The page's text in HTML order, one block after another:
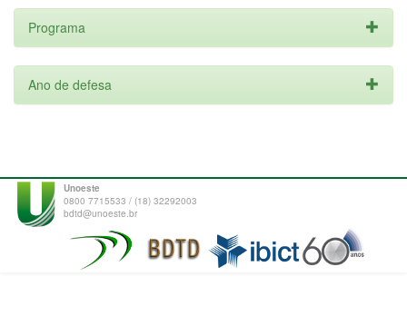
Programa
Ano de defesa
Unoeste
0800 7715533 / (18) 32292003
bdtd@unoeste.br